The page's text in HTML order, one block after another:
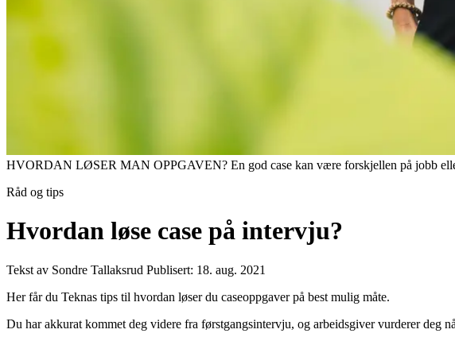
HVORDAN LØSER MAN OPPGAVEN? En god case kan være forskjellen på jobb
Råd og tips
Hvordan løse case på intervju?
Tekst av Sondre Tallaksrud Publisert: 18. aug. 2021
Her får du Teknas tips til hvordan løser du caseoppgaver på best mulig måte.
Du har akkurat kommet deg videre fra førstgangsintervju, og arbeidsgiver vurderer deg